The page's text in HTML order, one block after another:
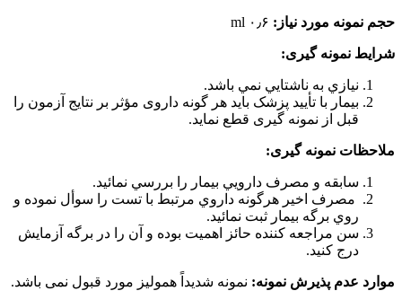
حجم نمونه مورد نیاز: ۰٫۶ ml
شرایط نمونه گیری:
نيازي به ناشتايي نمي باشد.
بیمار با تأیید پزشک باید هر گونه داروی مؤثر بر نتایج آزمون را
قبل از نمونه گیری قطع نماید.
ملاحظات نمونه گیری:
سابقه و مصرف دارويي بيمار را بررسي نمائيد.
مصرف اخیر هرگونه داروي مرتبط با تست را سوأل نموده و
روي برگه بيمار ثبت نمائيد.
سن مراجعه کننده حائز اهمیت بوده و آن را در برگه آزمایش
درج کنید.
موارد عدم پذیرش نمونه: نمونه شدیداً همولیز مورد قبول نمی باشد.